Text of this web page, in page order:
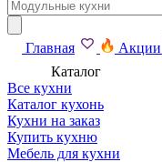
Главная Акции
Каталог
Все кухни
Каталог кухонь
Кухни на заказ
Купить кухню
Мебель для кухни